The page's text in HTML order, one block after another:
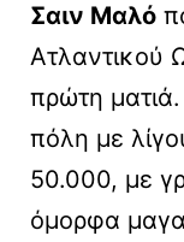
Σαιν Μαλό
Ατλαντικού
πρώτη
πόλη με
50.000, με
όμορφα